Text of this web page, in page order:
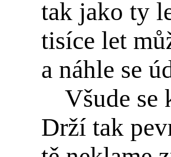
tak jako ty
tisíce let
a náhle se
Všude se
Drží tak